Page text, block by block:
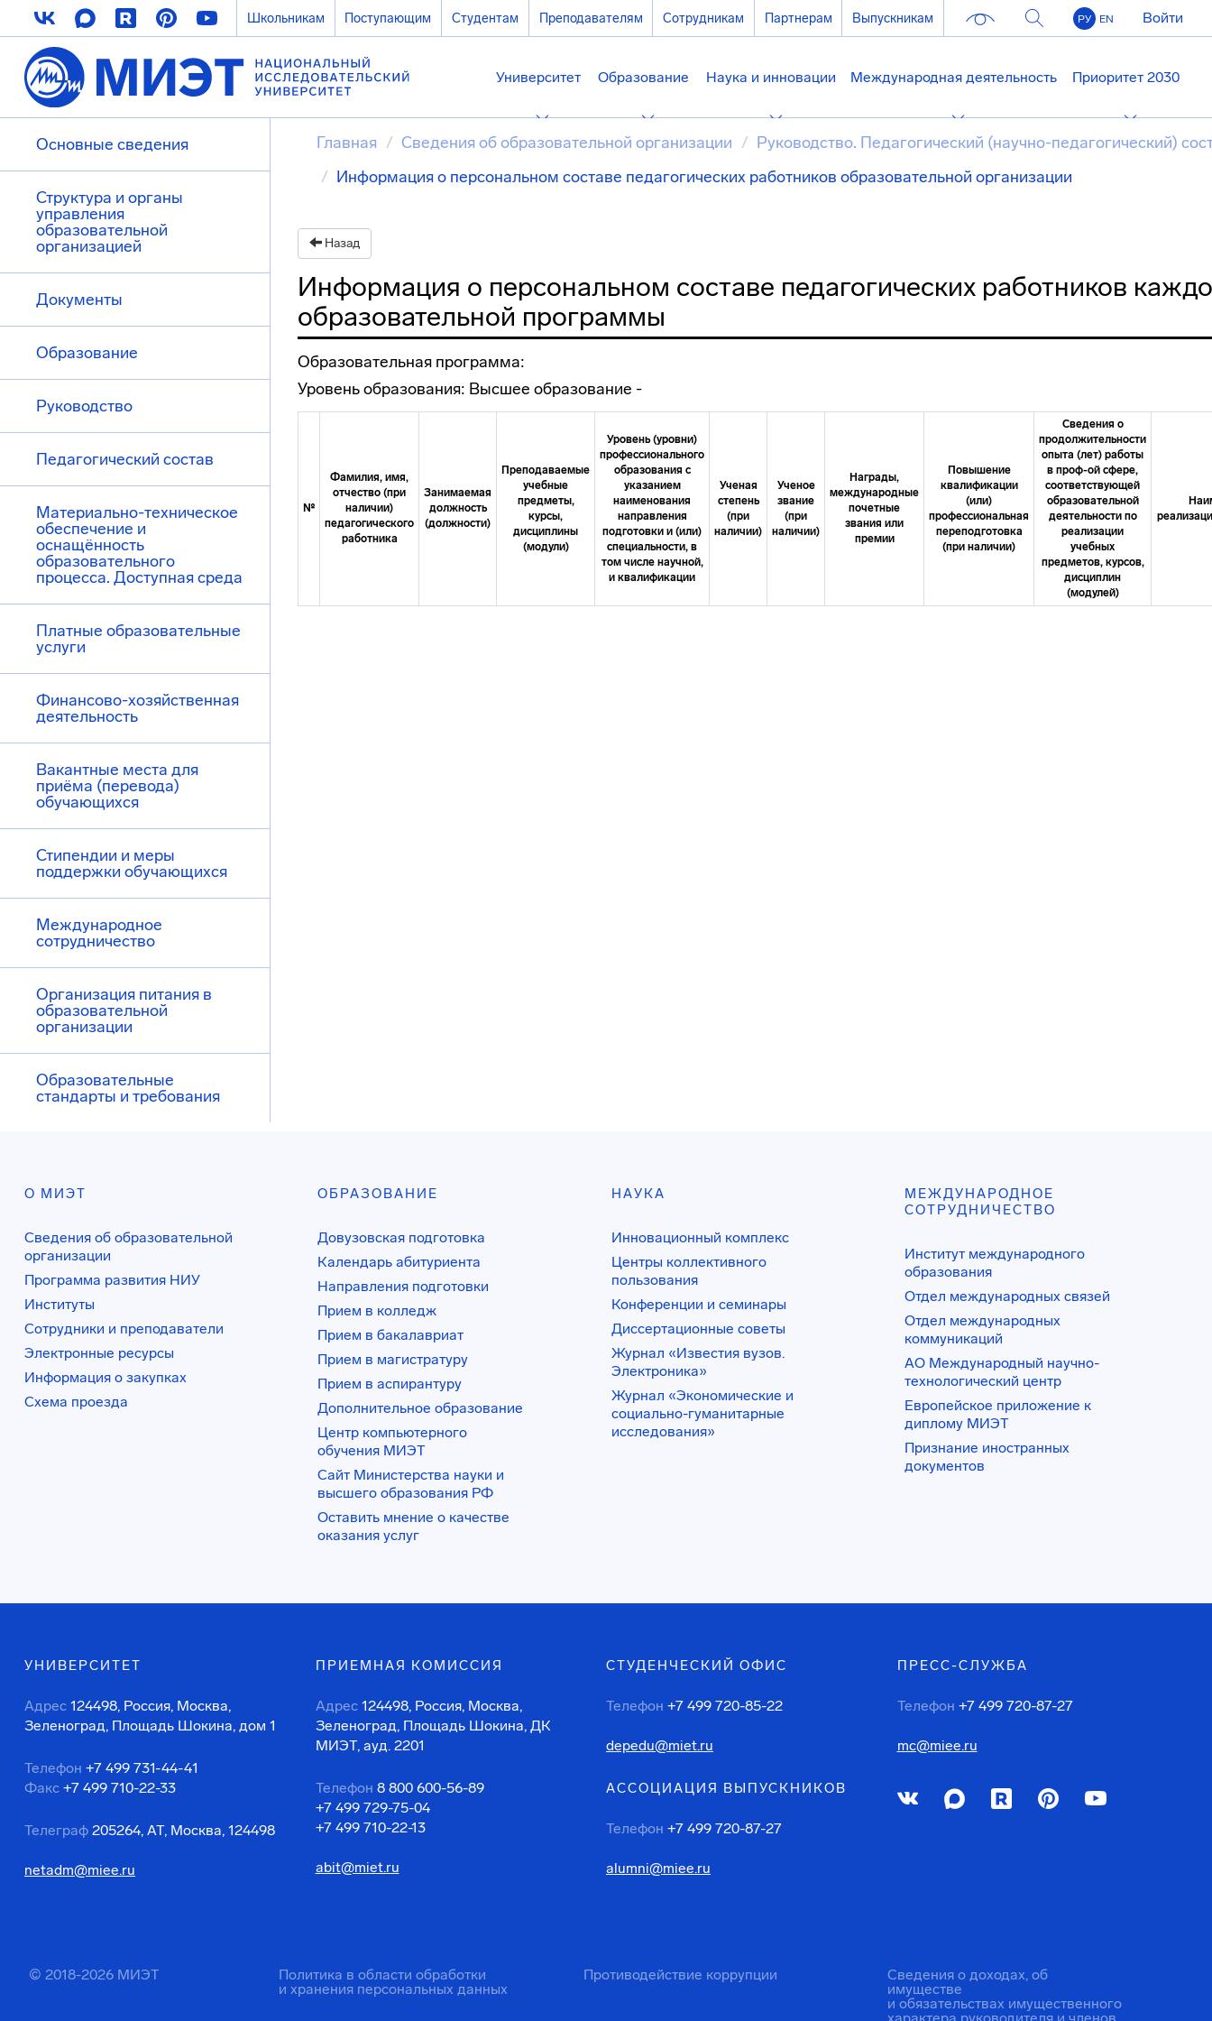
Школьникам Поступающим Студентам Преподавателям Сотрудникам Партнерам Выпускникам РУ EN Войти
Университет Образование Наука и инновации Международная деятельность Приоритет 2030
Основные сведения
Структура и органы
управления
образовательной
организацией
Документы
Образование
Руководство
Педагогический состав
Материально-техническое
обеспечение и
оснащённость
образовательного
процесса. Доступная среда
Платные образовательные
услуги
Финансово-хозяйственная
деятельность
Вакантные места для
приёма (перевода)
обучающихся
Стипендии и меры
поддержки обучающихся
Международное
сотрудничество
Организация питания в
образовательной
организации
Образовательные
стандарты и требования
Главная Сведения об образовательной организации
Руководство. Педагогический (научно-педагогический)
Информация о персональном составе педагогических работников образовательной организации
Назад
Информация о персональном составе педагогических работников
образовательной программы
Образовательная программа:
Уровень образования: Высшее образование -
№
Фамилия, имя,
отчество (при
наличии)
педагогического
работника
Занимаемая
должность
(должности)
Преподаваемые
учебные
предметы,
курсы,
дисциплины
(модули)
Уровень (уровни)
профессионального
образования с
указанием
наименования
направления
подготовки и (или)
специальности, в
том числе научной,
и квалификации
Ученая
степень
(при
наличии)
Ученое
звание
(при
наличии)
Награды,
международные
почетные
звания или
премии
Повышение
квалификации
(или)
профессиональная
переподготовка
(при наличии)
Сведения о
продолжительности
опыта (лет) работы
в проф-ой сфере,
соответствующей
образовательной
деятельности по
реализации
учебных
предметов, курсов,
дисциплин
(модулей)
О МИЭТ
Сведения об образовательной
организации
Программа развития НИУ
Институты
Сотрудники и преподаватели
Электронные ресурсы
Информация о закупках
Схема проезда
ОБРАЗОВАНИЕ
Довузовская подготовка
Календарь абитуриента
Направления подготовки
Прием в колледж
Прием в бакалавриат
Прием в магистратуру
Прием в аспирантуру
Дополнительное образование
Центр компьютерного
обучения МИЭТ
Сайт Министерства науки и
высшего образования РФ
Оставить мнение о качестве
оказания услуг
НАУКА
Инновационный комплекс
Центры коллективного
пользования
Конференции и семинары
Диссертационные советы
Журнал «Известия вузов.
Электроника»
Журнал «Экономические и
социально-гуманитарные
исследования»
МЕЖДУНАРОДНОЕ
СОТРУДНИЧЕСТВО
Институт международного
образования
Отдел международных связей
Отдел международных
коммуникаций
АО Международный научно-
технологический центр
Европейское приложение к
диплому МИЭТ
Признание иностранных
документов
УНИВЕРСИТЕТ
Адрес 124498, Россия, Москва,
Зеленоград, Площадь Шокина, дом 1
Телефон +7 499 731-44-41
Факс +7 499 710-22-33
Телеграф 205264, АТ, Москва, 124498
netadm@miee.ru
ПРИЕМНАЯ КОМИССИЯ
Адрес 124498, Россия, Москва,
Зеленоград, Площадь Шокина, ДК
МИЭТ, ауд. 2201
Телефон 8 800 600-56-89
+7 499 729-75-04
+7 499 710-22-13
abit@miet.ru
СТУДЕНЧЕСКИЙ ОФИС
Телефон +7 499 720-85-22
depedu@miet.ru
АССОЦИАЦИЯ ВЫПУСКНИКОВ
Телефон +7 499 720-87-27
alumni@miee.ru
ПРЕСС-СЛУЖБА
Телефон +7 499 720-87-27
mc@miee.ru
© 2018-2026 МИЭТ
Политика в области обработки
и хранения персональных данных
Противодействие коррупции
Сведения о доходах, об
имуществе
и обязательствах имущественного